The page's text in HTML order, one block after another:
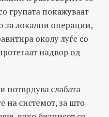
групата покажуваат
за локални операции,
околу луѓе со
надвор од
потврдува слабата
на системот, за што